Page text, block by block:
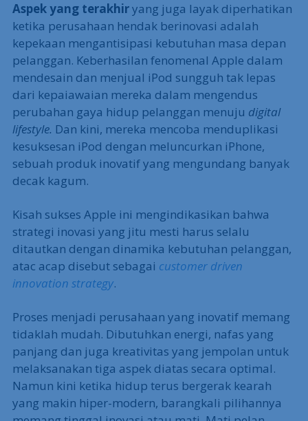
Aspek yang terakhiryang juga layak diperhatikan
ketika perusahaan hendak berinovasi adalah
kepekaan mengantisipasi kebutuhan masa depan
pelanggan. Keberhasilan fenomenal Apple dalam
mendesain dan menjual iPod sungguh tak lepas
dari kepaiawaian mereka dalam mengendus
perubahan gaya hidup pelanggan menuju digital
lifestyle. Dan kini, mereka mencoba menduplikasi
kesuksesan iPod dengan meluncurkan iPhone,
sebuah produk inovatif yang mengundang banyak
decak kagum.
Kisah sukses Apple ini mengindikasikan bahwa
strategi inovasi yang jitu mesti harus selalu
ditautkan dengan dinamika kebutuhan pelanggan,
atac acap disebut sebagai customer driven
innovation strategy.
Proses menjadi perusahaan yang inovatif memang
tidaklah mudah. Dibutuhkan energi, nafas yang
panjang dan juga kreativitas yang jempolan untuk
melaksanakan tiga aspek diatas secara optimal.
Namun kini ketika hidup terus bergerak kearah
yang makin hiper-modern, barangkali pilihannya